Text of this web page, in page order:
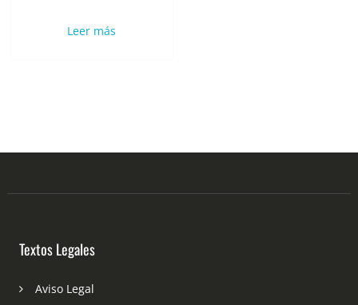
Leer más
Textos Legales
Aviso Legal